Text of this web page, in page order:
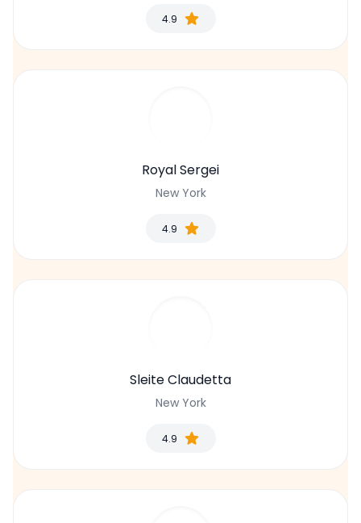
4.9
Royal Sergei
New York
4.9
Sleite Claudetta
New York
4.9